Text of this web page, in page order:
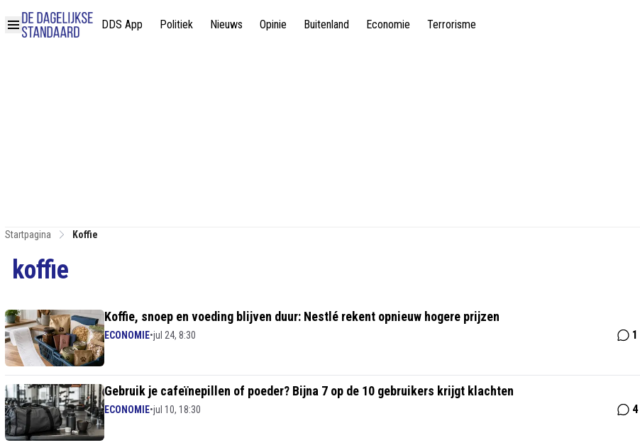
DDS App Politiek Nieuws Opinie Buitenland Economie Terrorisme
Startpagina Koffie
koffie
Koffie, snoep en voeding blijven duur: Nestlé rekent opnieuw hogere prijzen
ECONOMIE•jul 24, 8:30 1
Gebruik je cafeïnepillen of poeder? Bijna 7 op de 10 gebruikers krijgt klachten
ECONOMIE•jul 10, 18:30 4